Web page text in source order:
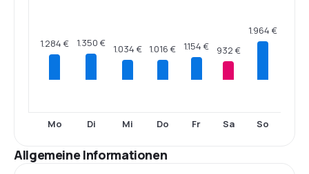
1.284 €
Mo
1.350 €
Di
1.034 €
Mi
1.016 €
Do
1.154 €
Fr
932 €
Sa
1.964 €
So
Allgemeine Informationen